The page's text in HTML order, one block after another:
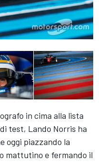
in cima alla lista
test, Lando Norris ha
oggi piazzando la
mattutino e fermando il